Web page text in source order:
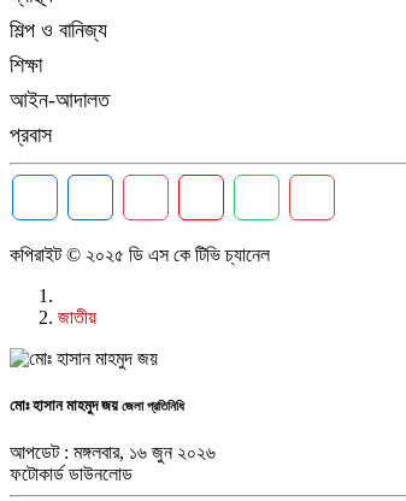
শিল্প ও বানিজ্য
শিক্ষা
আইন-আদালত
প্রবাস
কপিরাইট © ২০২৫ ডি এস কে টিভি চ্যানেল
জাতীয়
মোঃ হাসান মাহমুদ জয়জেলা প্রতিনিধি
আপডেট : মঙ্গলবার, ১৬ জুন ২০২৬
ফটোকার্ড ডাউনলোড